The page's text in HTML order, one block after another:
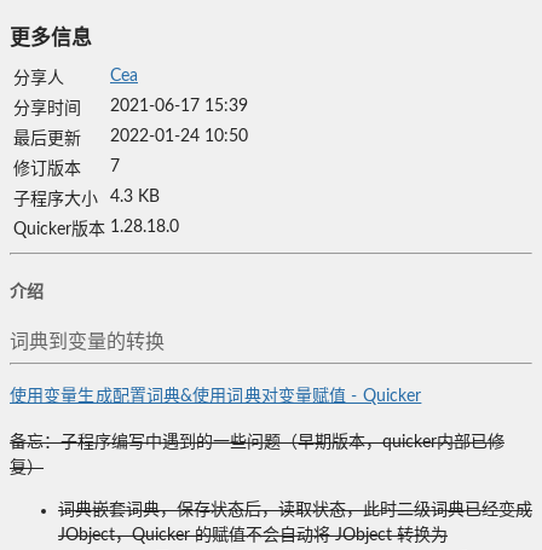
更多信息
分享人
Cea
分享时间
2021-06-17 15:39
最后更新
2022-01-24 10:50
修订版本
7
子程序大小
4.3 KB
Quicker版本 1.28.18.0
介绍
词典到变量的转换
使用变量生成配置词典&使用词典对变量赋值 - Quicker
备忘：子程序编写中遇到的一些问题（早期版本，quicker内部已修
复）
词典嵌套词典，保存状态后，读取状态，此时二级词典已经变成
JObject，Quicker 的赋值不会自动将 JObject 转换为